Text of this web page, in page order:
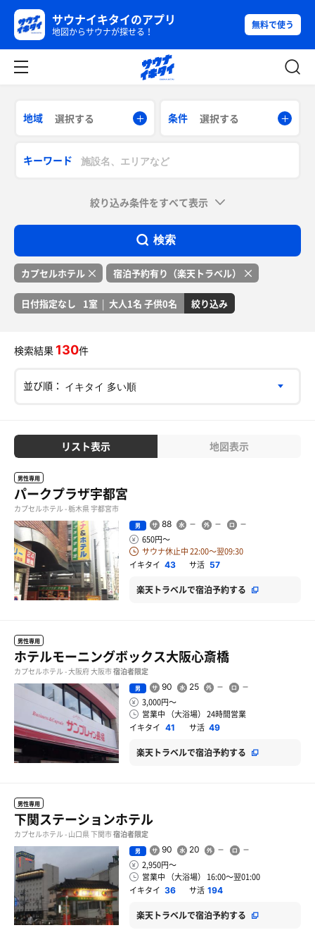
サウナイキタイのアプリ
地図からサウナが探せる！
無料で使う
地域 選択する 条件 選択する
キーワード
絞り込み条件をすべて表示
検索
カプセルホテル 宿泊予約有り（楽天トラベル）
日付指定なし 1室 | 大人1名 子供0名 絞り込み
検索結果 130件
並び順：
リスト表示 地図表示
男性専用
パークプラザ宇都宮
カプセルホテル - 栃木県 宇都宮市
男 88
650円〜
サウナ休止中 22:00〜翌09:30
イキタイ 43 サ活 57
楽天トラベルで宿泊予約する
男性専用
ホテルモーニングボックス大阪心斎橋
カプセルホテル - 大阪府 大阪市宿泊者限定
男 90 25
3,000円〜
営業中 （大浴場） 24時間営業
イキタイ 41 サ活 49
楽天トラベルで宿泊予約する
男性専用
下関ステーションホテル
カプセルホテル - 山口県 下関市宿泊者限定
男 90 20
2,950円〜
営業中 （大浴場） 16:00〜翌01:00
イキタイ 36 サ活 194
楽天トラベルで宿泊予約する